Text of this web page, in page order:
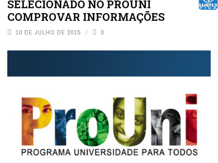
SELECIONADO NO PROUNI
COMPROVAR INFORMAÇÕES
10 DE JULHO DE 2015 0